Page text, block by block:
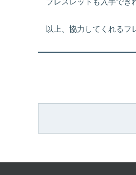
ブレスレットも入手でき
以上、協力してくれるフ